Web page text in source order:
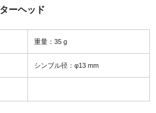
ーヘッド
重量：35 g
シンブル径：φ13 mm